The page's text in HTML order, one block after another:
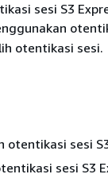
sesi S3
otentikasi sesi.
sesi
sesi S3